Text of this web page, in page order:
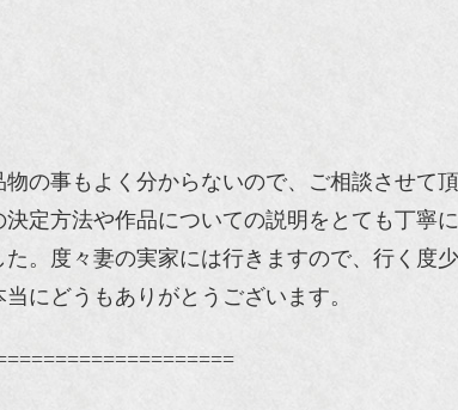
の事もよく分からないので、ご相談させて
定方法や作品についての説明をとても丁寧
。度々妻の実家には行きますので、行く度
にどうもありがとうございます。